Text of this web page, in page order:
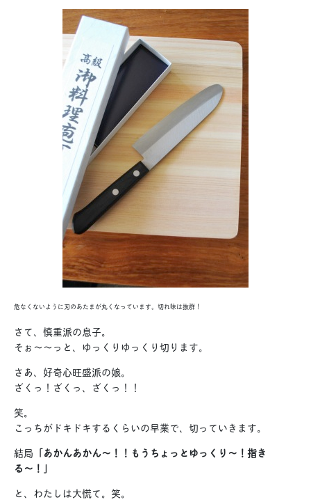
危なくないように刃のあたまが丸くなっています。切れ味は抜群！
さて、慎重派の息子。
そぉ〜〜っと、ゆっくりゆっくり切ります。
さあ、好奇心旺盛派の娘。
ざくっ！ざくっ、ざくっ！！
笑。
こっちがドキドキするくらいの早業で、切っていきます。
結局 「あかんあかん〜！！もうちょっとゆっくり〜！指き
る〜！」
と、わたしは大慌て。笑。